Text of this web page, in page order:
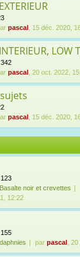
pascal , 15 déc. 2020,
LOW
342
pascal , 20 oct. 2022,
pascal , 15 déc. 2020,
123
noir et crevettes
12:22
155
par pascal ,